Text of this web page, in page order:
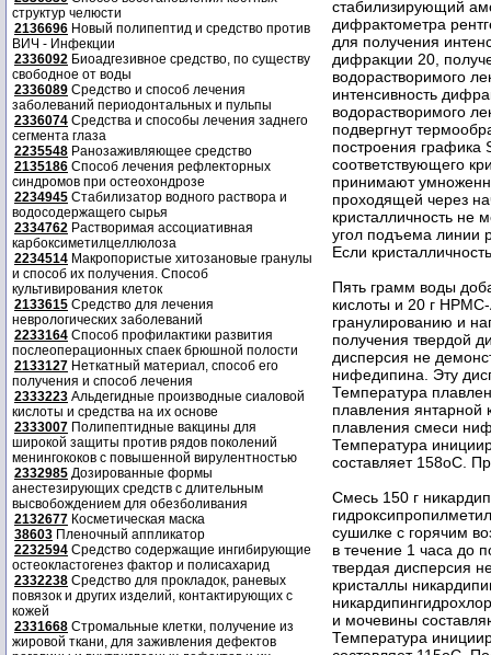
структур челюсти
2136696 Новый полипептид и средство против
ВИЧ - Инфекции
2336092 Биоадгезивное средство, по существу
свободное от воды
2336089 Средство и способ лечения
заболеваний периодонтальных и пульпы
2336074 Средства и способы лечения заднего
сегмента глаза
2235548 Ранозаживляющее средство
2135186 Способ лечения рефлекторных
синдромов при остеохондрозе
2234945 Стабилизатор водного раствора и
водосодержащего сырья
2334762 Растворимая ассоциативная
карбоксиметилцеллюлоза
2234514 Макропористые хитозановые гранулы
и способ их получения. Способ
культивирования клеток
2133615 Средство для лечения
неврологических заболеваний
2233164 Способ профилактики развития
послеоперационных спаек брюшной полости
2133127 Неткатный материал, способ его
получения и способ лечения
2333223 Альдегидные производные сиаловой
кислоты и средства на их основе
2333007 Полипептидные вакцины для
широкой защиты против рядов поколений
менингококов с повышенной вирулентностью
2332985 Дозированные формы
анестезирующих средств с длительным
высвобождением для обезболивания
2132677 Косметическая маска
38603 Пленочный аппликатор
2232594 Средство содержащие ингибирующие
остеокластогенез фактор и полисахарид
2332238 Средство для прокладок, раневых
повязок и других изделий, контактирующих с
кожей
2331668 Стромальные клетки, получение из
жировой ткани, для заживления дефектов
стабилизирующий
дифрактометра
для получения
дифракции 20,
водорастворимого
интенсивность
водорастворимого
подвергнут
построения графика
соответствующего
принимают
проходящей через
кристалличность не
угол подъема линии
Если
Пять грамм воды
кислоты и 20 г
гранулированию и
получения твердой
дисперсия не
нифедипина. Эту
Температура
плавления янтарной
плавления смеси
Температура
составляет 158oC.
Смесь 150 г
сушилке с горячим
в течение 1 часа до
твердая дисперсия
кристаллы
и мочевины
Температура